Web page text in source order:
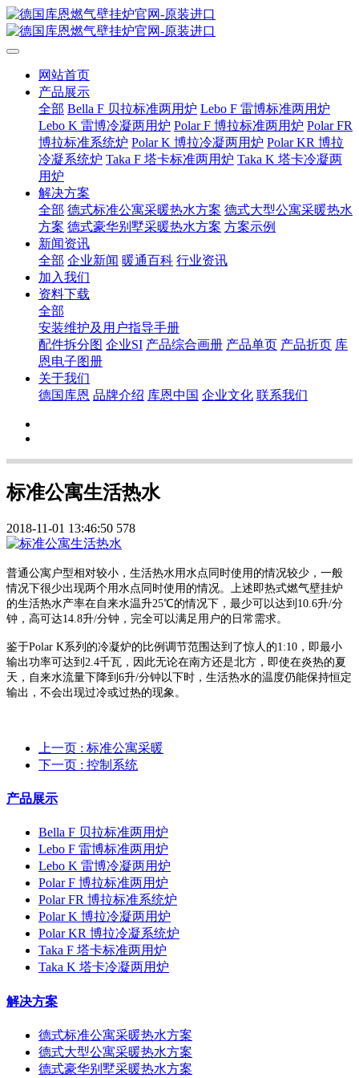
网站首页
产品展示
全部 Bella F 贝拉标准两用炉 Lebo F 雷博标准两用炉
Lebo K 雷博冷凝两用炉 Polar F 博拉标准两用炉 Polar FR
博拉标准系统炉 Polar K 博拉冷凝两用炉 Polar KR 博拉
冷凝系统炉 Taka F 塔卡标准两用炉 Taka K 塔卡冷凝两
用炉
解决方案
全部 德式标准公寓采暖热水方案 德式大型公寓采暖热水
方案 德式豪华别墅采暖热水方案 方案示例
新闻资讯
全部 企业新闻 暖通百科 行业资讯
加入我们
资料下载
全部
安装维护及用户指导手册
配件拆分图 企业SI 产品综合画册 产品单页 产品折页 库
恩电子图册
关于我们
德国库恩 品牌介绍 库恩中国 企业文化 联系我们
标准公寓生活热水
2018-11-01 13:46:50 578
普通公寓户型相对较小，生活热水用水点同时使用的情况较少，一般
情况下很少出现两个用水点同时使用的情况。上述即热式燃气壁挂炉
的生活热水产率在自来水温升25℃的情况下，最少可以达到10.6升/分
钟，高可达14.8升/分钟，完全可以满足用户的日常需求。
鉴于Polar K系列的冷凝炉的比例调节范围达到了惊人的1:10，即最小
输出功率可达到2.4千瓦，因此无论在南方还是北方，即使在炎热的夏
天，自来水流量下降到6升/分钟以下时，生活热水的温度仍能保持恒定
输出，不会出现过冷或过热的现象。
上一页 : 标准公寓采暖
下一页 : 控制系统
产品展示
Bella F 贝拉标准两用炉
Lebo F 雷博标准两用炉
Lebo K 雷博冷凝两用炉
Polar F 博拉标准两用炉
Polar FR 博拉标准系统炉
Polar K 博拉冷凝两用炉
Polar KR 博拉冷凝系统炉
Taka F 塔卡标准两用炉
Taka K 塔卡冷凝两用炉
解决方案
德式标准公寓采暖热水方案
德式大型公寓采暖热水方案
德式豪华别墅采暖热水方案